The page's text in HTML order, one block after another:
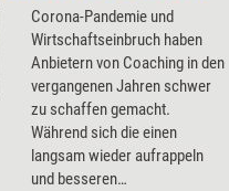
Corona-Pandemie und
Wirtschaftseinbruch haben
Anbietern von Coaching in den
vergangenen Jahren schwer
zu schaffen gemacht.
Während sich die einen
langsam wieder aufrappeln
und besseren